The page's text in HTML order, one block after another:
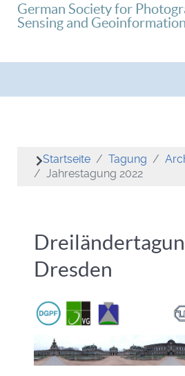
German Society for
Sensing and Geoinformation
Startseite Tagung
Jahrestagung 2022
Dresden